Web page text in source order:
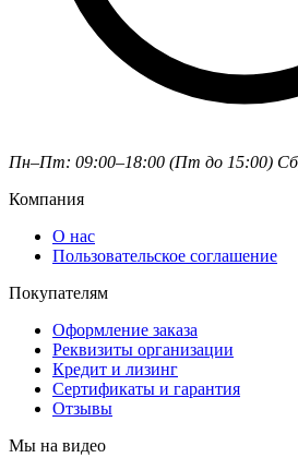
Пн–Пт: 09:00–18:00 (Пт до 15:00)
Компания
О нас
Пользовательское соглашение
Покупателям
Оформление заказа
Реквизиты организации
Кредит и лизинг
Сертификаты и гарантия
Отзывы
Мы на видео